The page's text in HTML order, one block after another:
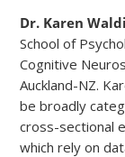
Dr. Karen
School of
Cognitive
Auckland-NZ.
be broadly
cross-sectional
which rely on